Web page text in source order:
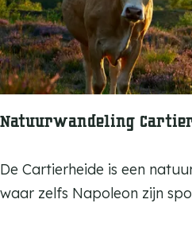
g
r
a
f
e
v
e
Natuurwandeling
N
a
De Cartierheide is een
waar zelfs Napoleon zijn